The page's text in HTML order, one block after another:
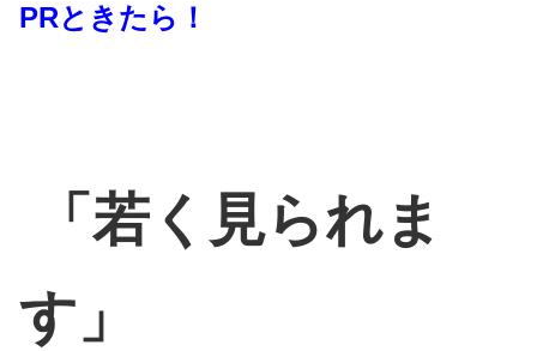
PRときたら！
「若く見られま
す」